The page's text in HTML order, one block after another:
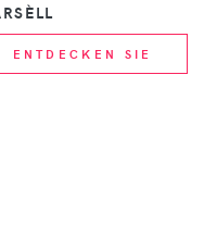
ENTDECKEN SIE